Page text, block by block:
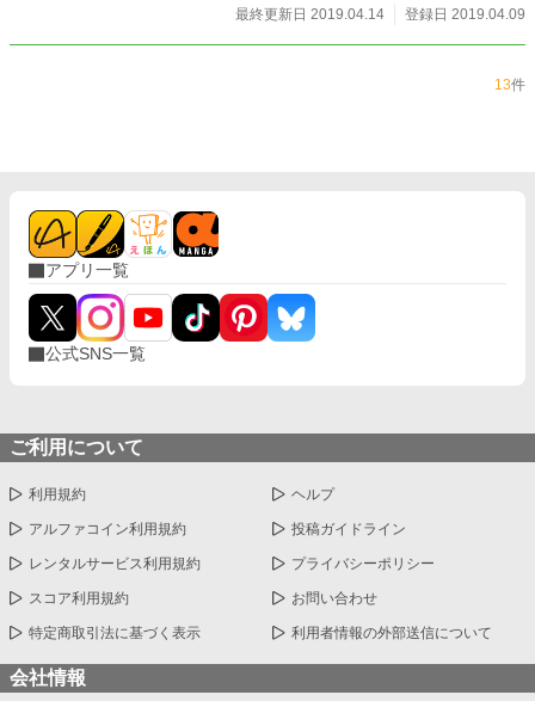
った人形に導かれながら書き上げたような気分です。 ちな
同様、下手の横好きで至ってお恥ずかしい代物ですが、以上
最終更新日 2019.04.14
登録日 2019.04.09
13件
アプリ一覧
公式SNS一覧
ご利用について
利用規約 ヘルプ
アルファコイン利用規約 投稿ガイドライン
レンタルサービス利用規約 プライバシーポリシー
スコア利用規約 お問い合わせ
特定商取引法に基づく表示 利用者情報の外部送信について
会社情報